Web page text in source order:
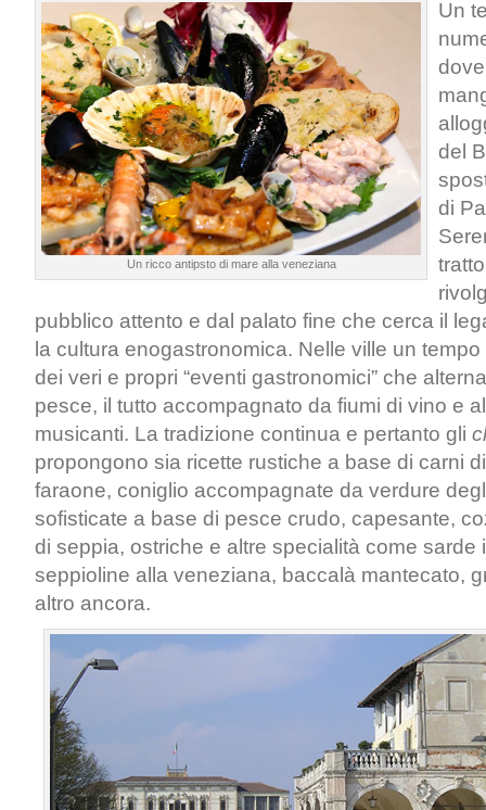
Un ricco antipsto di mare alla veneziana
Un
del
di
pubblico attento e dal palato fine che cerca il
la cultura enogastronomica. Nelle ville un
dei veri e propri “eventi gastronomici” che
pesce, il tutto accompagnato da fiumi di vino e
musicanti. La tradizione continua e pertanto gli
propongono sia ricette rustiche a base di carni
faraone, coniglio accompagnate da verdure
sofisticate a base di pesce crudo, capesante,
di seppia, ostriche e altre specialità come sarde
seppioline alla veneziana, baccalà mantecato,
altro ancora.